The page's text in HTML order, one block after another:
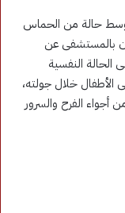
وسط حالة من الحماس
بالمستشفى عن
الحالة النفسية
الأطفال خلال جولته،
أجواء الفرح والسرور